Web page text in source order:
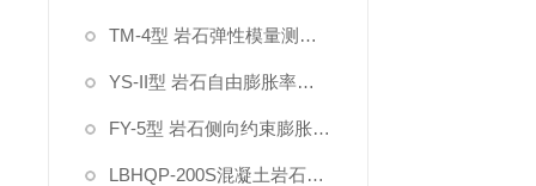
TM-4型 岩石弹性模量测定仪
YS-II型 岩石自由膨胀率试验仪
FY-5型 岩石侧向约束膨胀试验仪
LBHQP-200S混凝土岩石双刀切割磨平一体机